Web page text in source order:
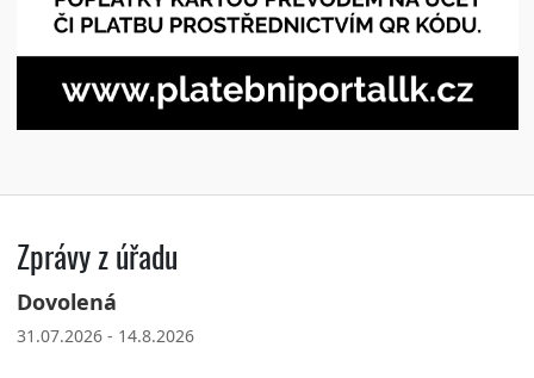
Zprávy z úřadu
Dovolená
31.07.2026 - 14.8.2026